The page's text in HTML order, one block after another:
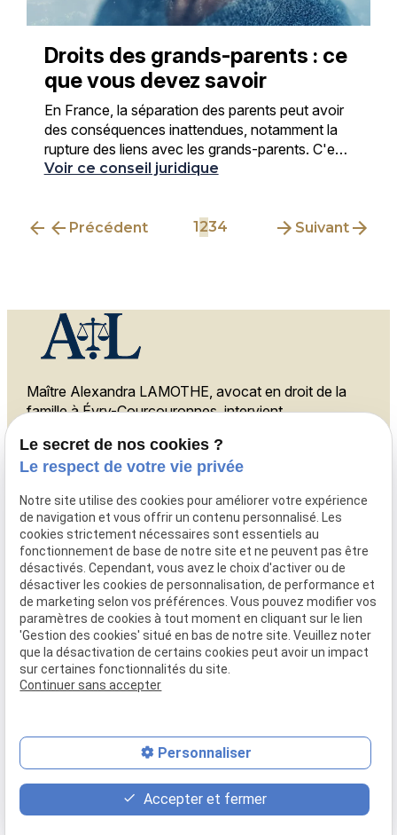
Droits des grands-parents : ce
que vous devez savoir
En France, la séparation des parents peut avoir
des conséquences inattendues, notamment la
rupture des liens avec les grands-parents. C'est
une problématique fréquente à Évry-
Voir ce conseil juridique
Précédent 1234 Suivant
Maître Alexandra LAMOTHE, avocat en droit de la
famille à Évry-Courcouronnes, intervient
Essonnes.
01 88 24 23 34
Adresse
11 rue des Mazières,
91000 Évry-Courcouronnes
Horaires
09:00 - 18:00
Lundi - Vendredi
place
Plan d'accès
contact_page
Contact
phone
01 88 24 23 34
Le secret de nos cookies ?
Le respect de votre vie privée
Notre site utilise des cookies pour améliorer votre expérience
de navigation et vous offrir un contenu personnalisé. Les
cookies strictement nécessaires sont essentiels au
fonctionnement de base de notre site et ne peuvent pas être
désactivés. Cependant, vous avez le choix d'activer ou de
désactiver les cookies de personnalisation, de performance et
de marketing selon vos préférences. Vous pouvez modifier vos
paramètres de cookies à tout moment en cliquant sur le lien
'Gestion des cookies' situé en bas de notre site. Veuillez noter
que la désactivation de certains cookies peut avoir un impact
sur certaines fonctionnalités du site.
Continuer sans accepter
Personnaliser
Accepter et fermer